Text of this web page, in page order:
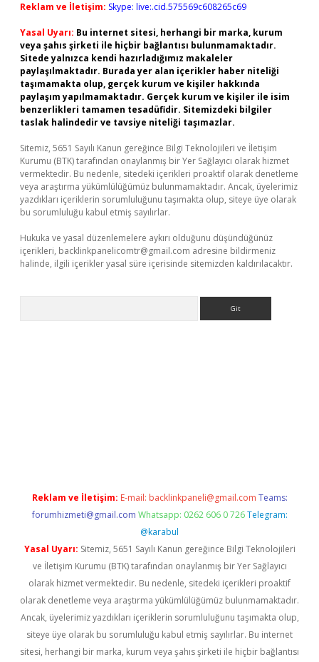
Reklam ve İletişim: Skype: live:.cid.575569c608265c69
Yasal Uyarı: Bu internet sitesi, herhangi bir marka, kurum
veya şahıs şirketi ile hiçbir bağlantısı bulunmamaktadır.
Sitede yalnızca kendi hazırladığımız makaleler
paylaşılmaktadır. Burada yer alan içerikler haber niteliği
taşımamakta olup, gerçek kurum ve kişiler hakkında
paylaşım yapılmamaktadır. Gerçek kurum ve kişiler ile isim
benzerlikleri tamamen tesadüfidir. Sitemizdeki bilgiler
taslak halindedir ve tavsiye niteliği taşımazlar.
Sitemiz, 5651 Sayılı Kanun gereğince Bilgi Teknolojileri ve İletişim
Kurumu (BTK) tarafından onaylanmış bir Yer Sağlayıcı olarak hizmet
vermektedir. Bu nedenle, sitedeki içerikleri proaktif olarak denetleme
veya araştırma yükümlülüğümüz bulunmamaktadır. Ancak, üyelerimiz
yazdıkları içeriklerin sorumluluğunu taşımakta olup, siteye üye olarak
bu sorumluluğu kabul etmiş sayılırlar.
Hukuka ve yasal düzenlemelere aykırı olduğunu düşündüğünüz
içerikleri, backlinkpanelicomtr@gmail.com adresine bildirmeniz
halinde, ilgili içerikler yasal süre içerisinde sitemizden kaldırılacaktır.
Reklam ve İletişim: E-mail: backlinkpaneli@gmail.com Teams:
forumhizmeti@gmail.com Whatsapp: 0262 606 0 726 Telegram:
@karabul
Yasal Uyarı: Sitemiz, 5651 Sayılı Kanun gereğince Bilgi Teknolojileri
ve İletişim Kurumu (BTK) tarafından onaylanmış bir Yer Sağlayıcı
olarak hizmet vermektedir. Bu nedenle, sitedeki içerikleri proaktif
olarak denetleme veya araştırma yükümlülüğümüz bulunmamaktadır.
Ancak, üyelerimiz yazdıkları içeriklerin sorumluluğunu taşımakta olup,
siteye üye olarak bu sorumluluğu kabul etmiş sayılırlar. Bu internet
sitesi, herhangi bir marka, kurum veya şahıs şirketi ile hiçbir bağlantısı